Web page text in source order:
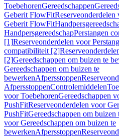
ToebehorenGereedschappen
Geberit FlowFitReserveonderdelen
Geberit FlowFit
HandpersgereedschapPerstangen
[1]Reserveonderdelen voor
compatibiliteit [2]
[2]Gereedschappen om buizen te
Gereedschappen om buizen te
bewerkenAfpersstoppen
AfpersstoppenControlemiddelen
voor ToebehorenGereedschappen
PushFitReserveonderdelen voor
PushFitGereedschappen om buizen
voor Gereedschappen om buizen te
bewerkenAfpersstoppen